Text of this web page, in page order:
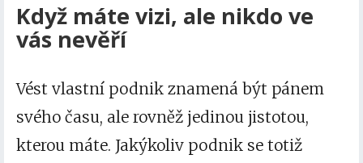
Když máte vizi, ale nikdo ve
vás nevěří
Vést vlastní podnik znamená být pánem
svého času, ale rovněž jedinou jistotou,
kterou máte. Jakýkoliv podnik se totiž